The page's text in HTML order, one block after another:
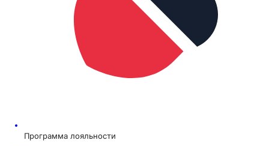
Программа лояльности